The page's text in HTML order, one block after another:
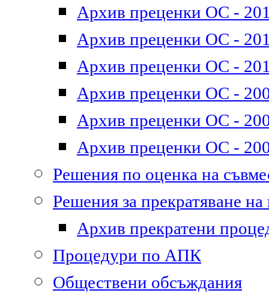
Архив преценки ОС -
Архив преценки ОС -
Архив преценки ОС -
Архив преценки ОС -
Архив преценки ОС -
Архив преценки ОС -
Решения по оценка на
Решения за прекратяване
Архив прекратени
Процедури по АПК
Обществени обсъждания